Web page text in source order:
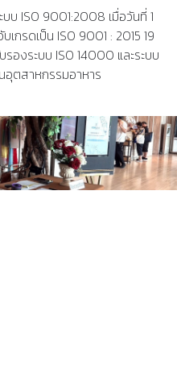
บ ISO 9001:2008 เมื่อวันที่ 1
กรดเป็น ISO 9001 : 2015 19
องระบบ ISO 14000 และระบบ
อุตสาหกรรมอาหาร